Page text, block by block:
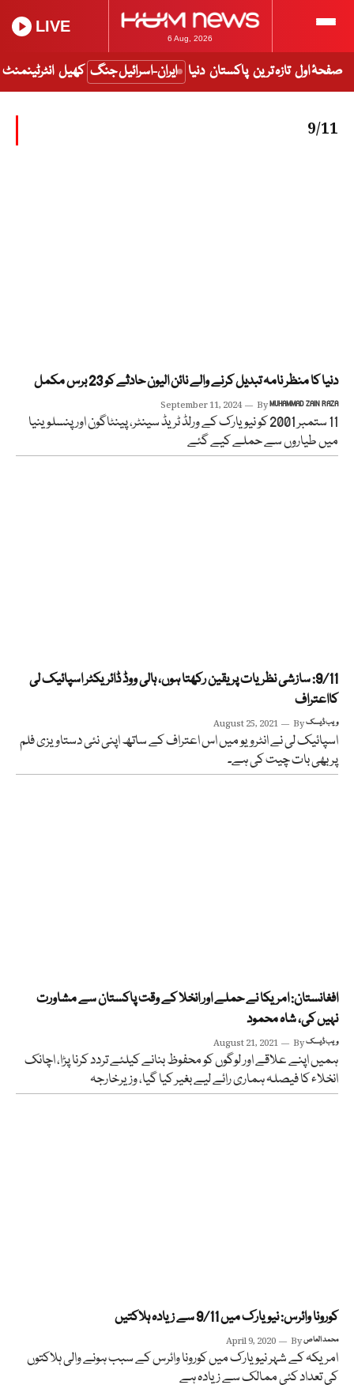
6 Aug, 2026
LIVE
صفحۂ اول تازہ ترین پاکستان دنیا ایران-اسرائیل جنگ کھیل انٹرٹینمنٹ
9/11
دنیا کا منظر نامہ تبدیل کرنے والے نائن الیون حادثے کو 23 برس مکمل
September 11, 2024 ByMUHAMMAD ZAIN RAZA
11 ستمبر 2001 کو نیویارک کے ورلڈ ٹریڈ سینٹر، پینٹاگون اور پنسلوینیا
میں طیاروں سے حملے کیے گئے
9/11: سازشی نظریات پر یقین رکھتا ہوں، ہالی ووڈ ڈائریکٹر اسپائیک لی
کااعتراف
August 25, 2021 Byویب ڈیسک
اسپائیک لی نے انٹرویو میں اس اعتراف کے ساتھ اپنی نئی دستاویزی فلم
پر بھی بات چیت کی ہے۔
افغانستان: امریکا نے حملے اور انخلا کے وقت پاکستان سے مشاورت
نہیں کی، شاہ محمود
August 21, 2021 Byویب ڈیسک
ہمیں اپنے علاقے اور لوگوں کو محفوظ بنانے کیلئے تردد کرنا پڑا، اچانک
انخلاء کا فیصلہ ہماری رائے لیے بغیر کیا گیا، وزیرخارجہ
کورونا وائرس: نیویارک میں 9/11 سے زیادہ ہلاکتیں
April 9, 2020 Byمحمد العاص
امریکہ کے شہر نیویارک میں کورونا وائرس کے سبب ہونے والی ہلاکتوں
کی تعداد کئی ممالک سے زیادہ ہے